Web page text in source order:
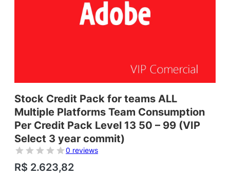
Stock Credit Pack for teams ALL
Multiple Platforms Team Consumption
Per Credit Pack Level 13 50 – 99 (VIP
Select 3 year commit)
0 reviews
R$ 2.623,82